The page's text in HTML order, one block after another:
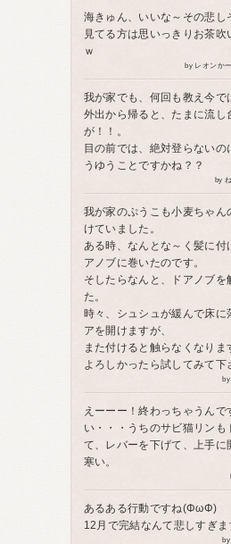
海きゅん、いいな～その悲し
見てる方は思いっきりお茶
ｗ
by レオンか
我が家でも、何回も教え今で
外出から帰ると、たまに流し
が！！。
目の前では、絶対登らない
うゆうことですかね？？
by
我が家のぷうこも小麦ちゃん
けていました。
ある時、なんとな～く髪に付
アノブに巻いたのです。
そしたらなんと、ドアノブを
た。
時々、シュシュが緩んで床に
アを開けますが、
また付けると触らなくなりま
よろしかったら試してみて下
えーーー！終わっちゃうんで
い・・・うちのサビ猫リンも
て、レバーを下げて、上手に
寒い。
あるある行動ですね(ΦωΦ)
12月で完結なんて悲しすぎ